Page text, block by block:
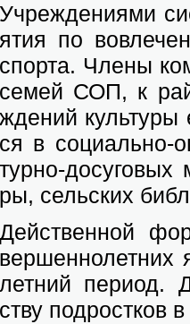
Учре­жде­ни­я­ми
я­тия по
спор­та. Чле­ны
се­мей СОП, к
жде­ний
ся в со­ци­аль­но-
тур­но-
ры, сель­ских
Дей­ствен­ной
вер­шен­но­лет­них
лет­ний пе­ри­од.
ству под­рост­ков